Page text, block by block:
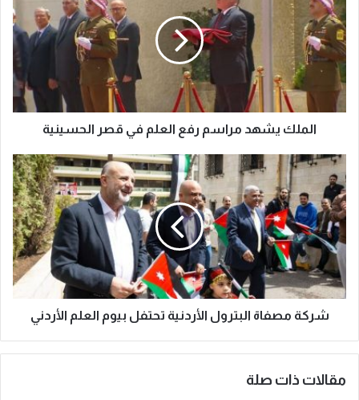
الملك يشهد مراسم رفع العلم في قصر الحسينية
شركة مصفاة البترول الأردنية تحتفل بيوم العلم الأردني
مقالات ذات صلة